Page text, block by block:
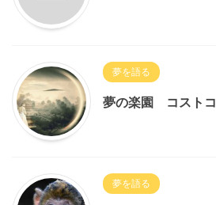
夢を語る
夢の楽園 コストコ
夢を語る